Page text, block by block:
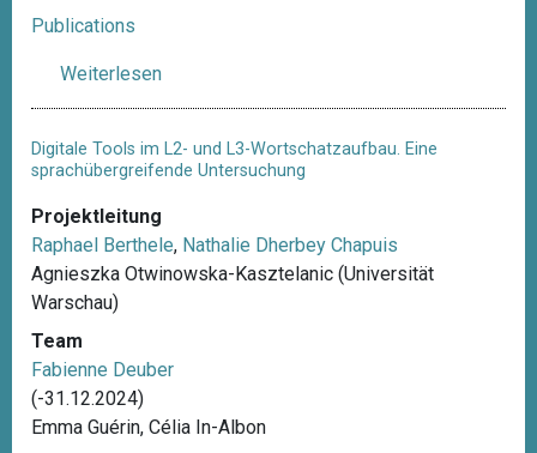
Publications
Weiterlesen
b
r
m
o
M
r
Digitale Tools im L2- und L3-Wortschatzaufbau. Eine
sprachübergreifende Untersuchung
Projektleitung
Raphael Berthele, Nathalie Dherbey Chapuis
Agnieszka Otwinowska-Kasztelanic (Universität
Warschau)
Team
Fabienne Deuber
(-31.12.2024)
Emma Guérin, Célia In-Albon